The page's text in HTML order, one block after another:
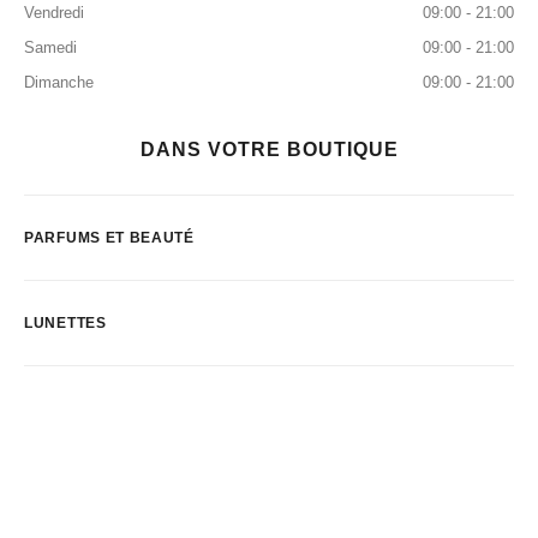
Vendredi
09:00 - 21:00
Samedi
09:00 - 21:00
Dimanche
09:00 - 21:00
DANS VOTRE BOUTIQUE
PARFUMS ET BEAUTÉ
LUNETTES